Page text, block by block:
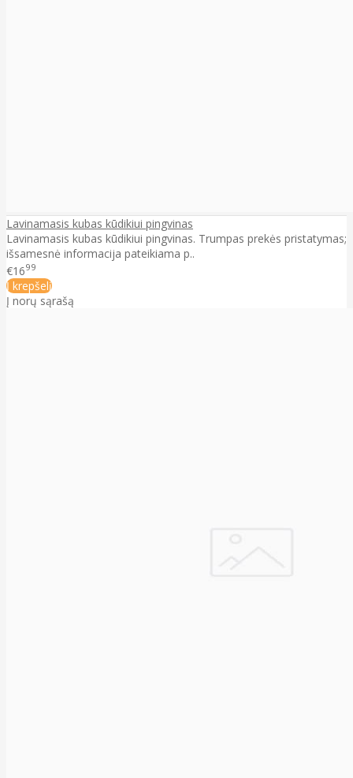
Lavinamasis kubas kūdikiui pingvinas
Lavinamasis kubas kūdikiui pingvinas. Trumpas prekės pristatymas;
išsamesnė informacija pateikiama p..
€1699
Į krepšelį
Į norų sąrašą